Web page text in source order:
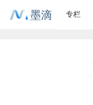
墨滴 专栏